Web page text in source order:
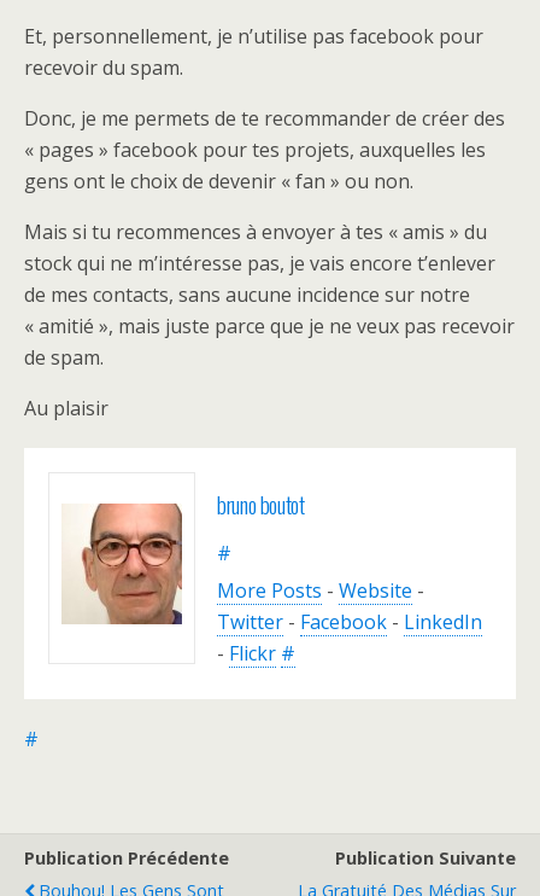
Et, personnellement, je n’utilise pas facebook pour
recevoir du spam.
Donc, je me permets de te recommander de créer des
« pages » facebook pour tes projets, auxquelles les
gens ont le choix de devenir « fan » ou non.
Mais si tu recommences à envoyer à tes « amis » du
stock qui ne m’intéresse pas, je vais encore t’enlever
de mes contacts, sans aucune incidence sur notre
« amitié », mais juste parce que je ne veux pas recevoir
de spam.
Au plaisir
bruno boutot
#
More Posts - Website -
Twitter - Facebook - LinkedIn
- Flickr #
#
Publication Précédente
Bouhou! Les Gens Sont
Publication Suivante
La Gratuité Des Médias Sur